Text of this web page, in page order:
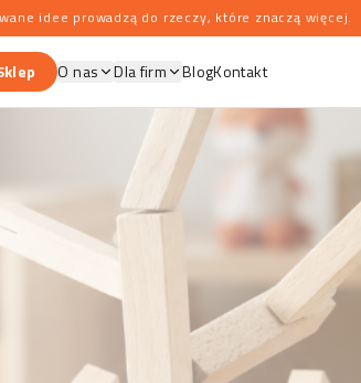
idee prowadzą do rzeczy, które znaczą więcej.
O nas Dla firm BlogKontakt